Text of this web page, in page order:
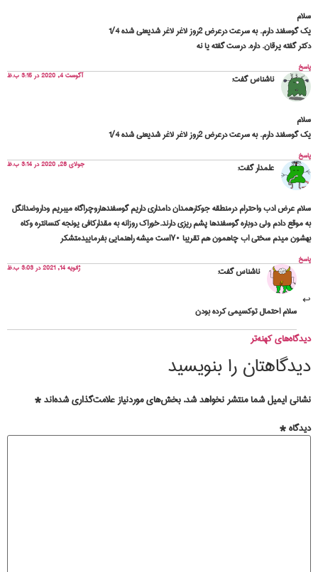
سلام
یک گوسفند دارم. به سرعت درعرض 2روز لاغر لاغر شدیعنی شده 1/4
دکتر گفته یرقان. داره. درست گفته یا نه
پاسخ
ناشناسگفت: آگوست 4, 2020 در 3:15 ب.ظ
سلام
یک گوسفند دارم. به سرعت درعرض 2روز لاغر لاغر شدیعنی شده 1/4
پاسخ
علمدارگفت: جولای 28, 2020 در 3:14 ب.ظ
سلام عرض ادب واحترام درمنطقه جوکارهمدان دامداری داریم گوسفندهاروچراگاه میبریم وداروضدانگل
به موقع دادم ولی دوباره گوسفندها پشم ریزی دارند.خوراک روزانه به مقدارکافی یونجه کنسانتره وکاه
بهشون میدم سختی اب چاهمون هم تقریبا ۷۰است میشه راهنمایی بفرماییدمتشکر
پاسخ
ناشناسگفت: ژانویه 14, 2021 در 3:03 ب.ظ
سلام احتمال‌ توکسیمی کرده بودن
دیدگاه‌های کهنه‌تر
دیدگاهتان را بنویسید
نشانی ایمیل شما منتشر نخواهد شد. بخش‌های موردنیاز علامت‌گذاری شده‌اند*
دیدگاه*